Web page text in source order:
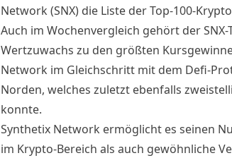
Network (SNX) die Liste der Top-100-
Auch im Wochenvergleich gehört der
Wertzuwachs zu den größten
Network im Gleichschritt mit dem Defi-
Norden, welches zuletzt ebenfalls
konnte.
Synthetix Network ermöglicht es seinen
im Krypto-Bereich als auch gewöhnliche